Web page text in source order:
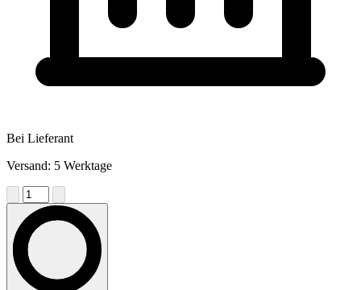
Bei Lieferant
Versand: 5 Werktage